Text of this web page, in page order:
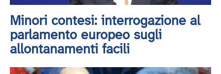
Minori contesi: interrogazione al
parlamento europeo sugli
allontanamenti facili